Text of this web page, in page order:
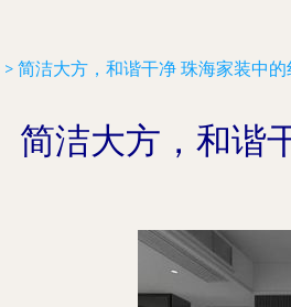
> 简洁大方，和谐干净 珠海家装中
简洁大方，和谐